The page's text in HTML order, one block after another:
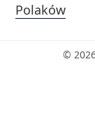
Polaków
©